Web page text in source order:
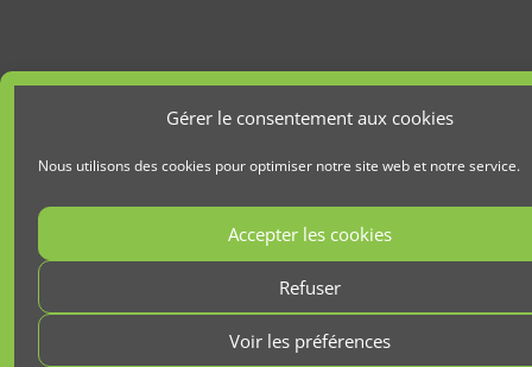
Gérer le consentement aux cookies
Nous utilisons des cookies pour optimiser notre site web et notre service.
Accepter les cookies
Refuser
Voir les préférences